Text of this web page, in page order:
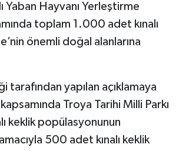
Yaban Hayvanı Yerleştirme
toplam 1.000 adet kınalı
önemli doğal alanlarına
tarafından yapılan açıklamaya
Troya Tarihi Milli Parkı
keklik popülasyonunun
500 adet kınalı keklik